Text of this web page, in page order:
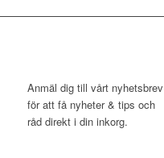
Anmäl dig till vårt nyhetsbrev
för att få nyheter & tips och
råd direkt i din inkorg.